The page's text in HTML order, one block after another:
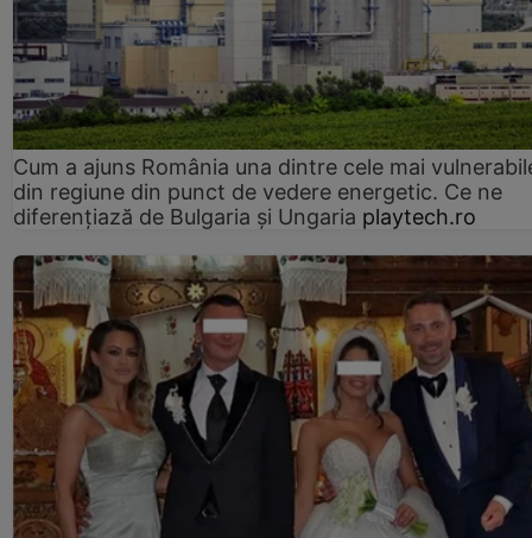
Cum a ajuns România una dintre cele mai
din regiune din punct de vedere energetic. Ce ne
diferențiază de Bulgaria și Ungaria playtech.ro